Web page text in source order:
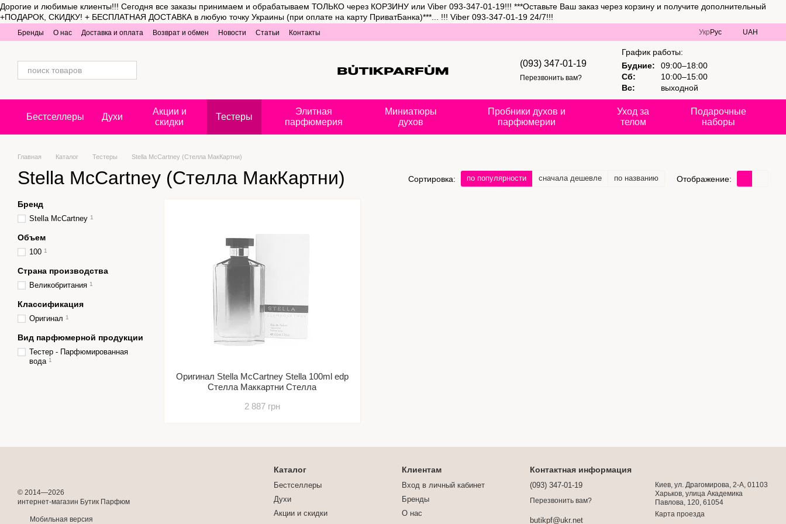
Перейти к основному контенту
Дорогие и любимые клиенты!!! Сегодня все заказы принимаем и обрабатываем ТОЛЬКО через КОРЗИНУ или Viber 093-347-01-19!!! ***Оставьте Ваш заказ через корзину и получите дополнительный
+ПОДАРОК, СКИДКУ! + БЕСПЛАТНАЯ ДОСТАВКА в любую точку Украины (при оплате на карту ПриватБанка)***... !!! Viber 093-347-01-19 24/7!!!
Бренды О нас Доставка и оплата Возврат и обмен Новости Статьи Контакты Укр Рус UAH
(093) 347-01-19
Перезвонить вам?
График работы:
Будние:
09:00–18:00
Сб:
10:00–15:00
Вс:
выходной
Бестселлеры Духи
Акции и
скидки
Тестеры
Элитная
парфюмерия
Миниатюры
духов
Пробники духов и
парфюмерии
Уход за
телом
Подарочные
наборы
Главная Каталог Тестеры Stella McCartney (Стелла МакКартни)
Stella McCartney (Стелла МакКартни) Сортировка: по популярности сначала дешевле по названию Отображение:
Оригинал Stella McCartney Stella 100ml edp
Стелла Маккартни Стелла
2 887 грн
Бренд
Stella McCartney 1
Объем
100 1
Страна производства
Великобритания 1
Классификация
Оригинал 1
Вид парфюмерной продукции
Тестер - Парфюмированная
вода 1
© 2014—2026
интернет-магазин Бутик Парфюм
Мобильная версия
Каталог
Бестселлеры
Духи
Акции и скидки
Клиентам
Вход в личный кабинет
Бренды
О нас
Контактная информация
(093) 347-01-19
Перезвонить вам?
butikpf@ukr.net
Киев, ул. Драгомирова, 2-А, 01103
Харьков, улица Академика
Павлова, 120, 61054
Карта проезда